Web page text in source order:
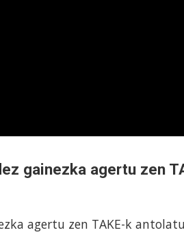
gainezka agertu zen
agertu zen TAKE-k